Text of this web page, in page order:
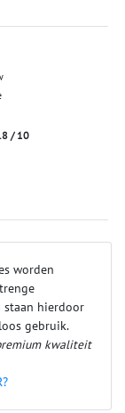
/ 10
worden
staan hierdoor
gebruik.
kwaliteit